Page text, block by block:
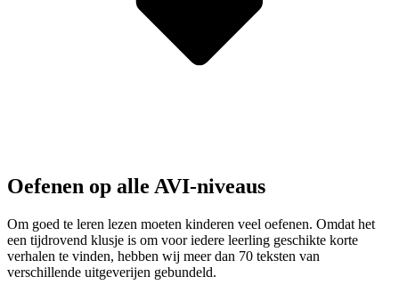
Oefenen op alle AVI-niveaus
Om goed te leren lezen moeten kinderen veel oefenen. Omdat het
een tijdrovend klusje is om voor iedere leerling geschikte korte
verhalen te vinden, hebben wij meer dan 70 teksten van
verschillende uitgeverijen gebundeld.